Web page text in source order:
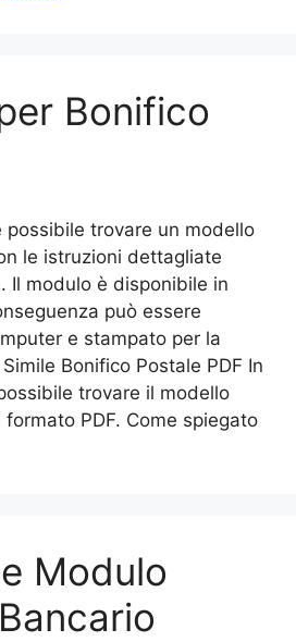
Bonifico
possibile trovare un modello
le istruzioni dettagliate
Il modulo è disponibile in
può essere
e stampato per la
Bonifico Postale PDF In
trovare il modello
PDF. Come spiegato
Modulo